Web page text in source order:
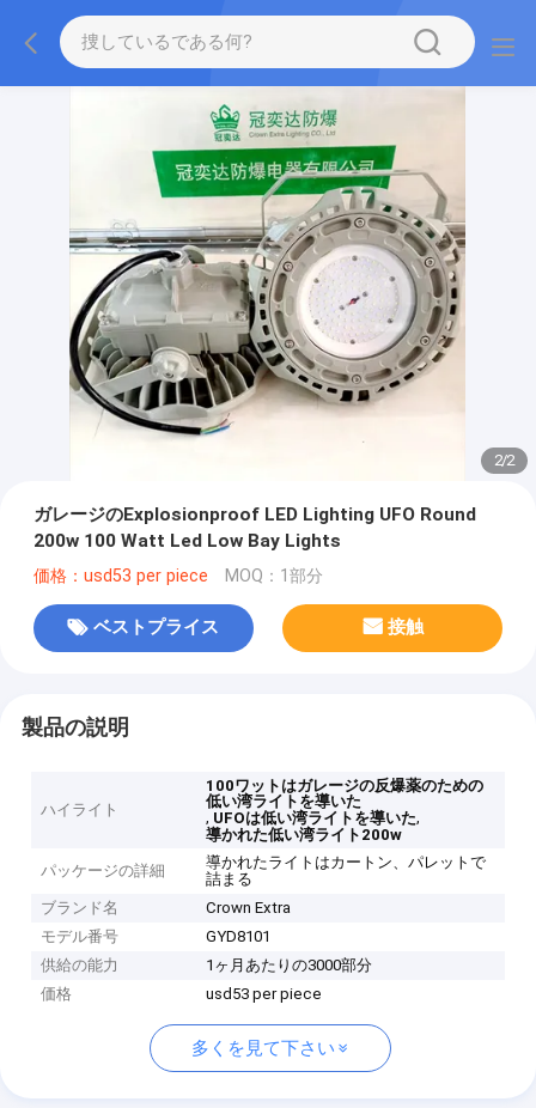
2/2
ガレージのExplosionproof LED Lighting UFO Round
200w 100 Watt Led Low Bay Lights
価格：usd53 per piece MOQ：1部分
ベストプライス 接触
製品の説明
ハイライト
100ワットはガレージの反爆薬のための
低い湾ライトを導いた
, UFOは低い湾ライトを導いた,
導かれた低い湾ライト200w
パッケージの詳細
導かれたライトはカートン、パレットで
詰まる
ブランド名
Crown Extra
モデル番号
GYD8101
供給の能力
1ヶ月あたりの3000部分
価格
usd53 per piece
多くを見て下さい